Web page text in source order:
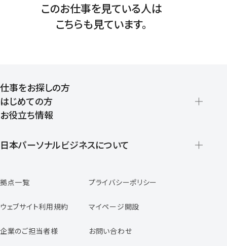
このお仕事を見ている人は
こちらも見ています。
仕事をお探しの方
はじめての方
登録から就業開始までの流れ
お役立ち情報
日本パーソナルビジネスについて
スタッフの声
専任コンサルタントの声
福利厚生のご案内
拠点一覧 プライバシーポリシー
ウェブサイト利用規約 マイページ開設
企業のご担当者様 お問い合わせ